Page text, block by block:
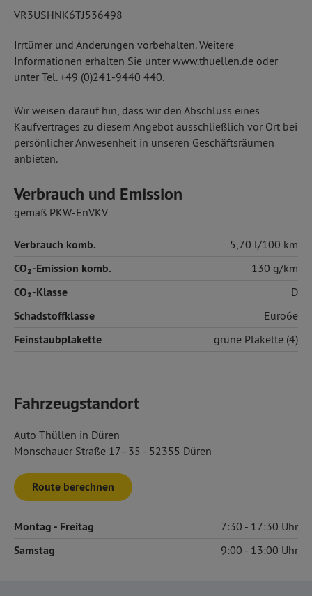
VR3USHNK6TJ536498
Irrtümer und Änderungen vorbehalten. Weitere
Informationen erhalten Sie unter www.thuellen.de oder
unter Tel. +49 (0)241-9440 440.
Wir weisen darauf hin, dass wir den Abschluss eines
Kaufvertrages zu diesem Angebot ausschließlich vor Ort bei
persönlicher Anwesenheit in unseren Geschäftsräumen
anbieten.
Verbrauch und Emission
gemäß PKW-EnVKV
Verbrauch komb. 5,70 l/100 km
CO₂-Emission komb. 130 g/km
CO₂-Klasse D
Schadstoffklasse Euro6e
Feinstaubplakette grüne Plakette (4)
Fahrzeugstandort
Auto Thüllen in Düren
Monschauer Straße 17–35 - 52355 Düren
Route berechnen
Montag - Freitag 7:30 17:30
Samstag 9:00 13:00